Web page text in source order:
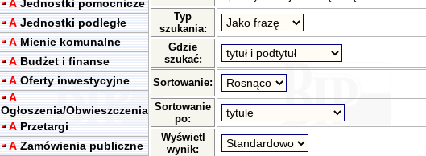
A Jednostki pomocnicze
A Jednostki podległe
A Mienie komunalne
A Budżet i finanse
A Oferty inwestycyjne
A
Ogłoszenia/Obwieszczenia
A Przetargi
A Zamówienia publiczne
Typ
szukania:
Gdzie
szukać:
Sortowanie:
Sortowanie
po:
Wyświetl
wynik: